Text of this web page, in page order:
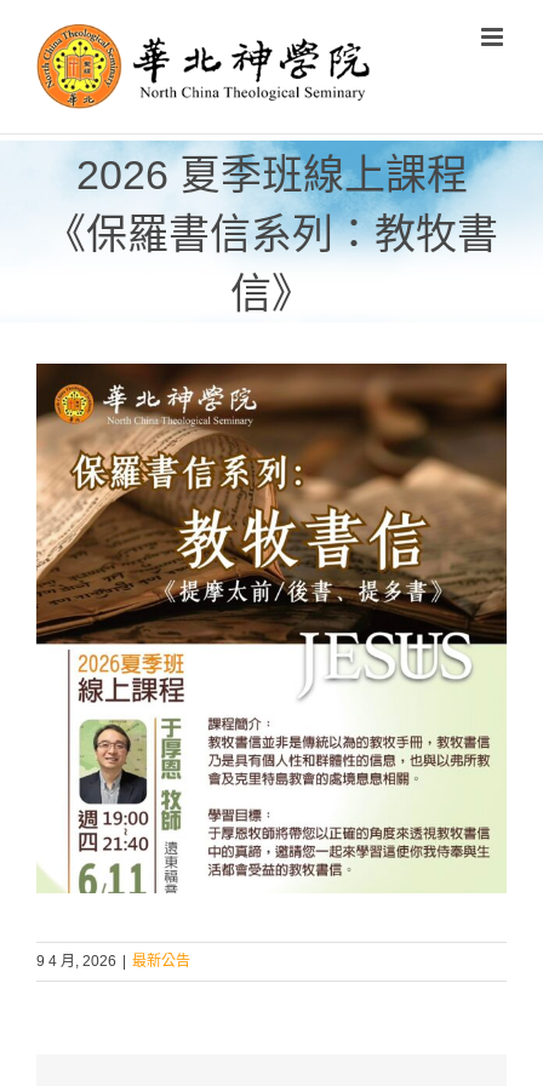
content
2026 夏季班線上課程
《保羅書信系列：教牧書
信》
9 4 月, 2026 | 最新公告